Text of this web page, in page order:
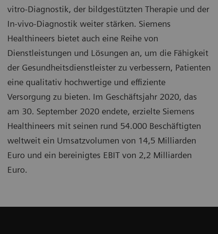
vitro-Diagnostik, der bildgestützten Therapie und der
In-vivo-Diagnostik weiter stärken. Siemens
Healthineers bietet auch eine Reihe von
Dienstleistungen und Lösungen an, um die Fähigkeit
der Gesundheitsdienstleister zu verbessern, Patienten
eine qualitativ hochwertige und effiziente
Versorgung zu bieten. Im Geschäftsjahr 2020, das
am 30. September 2020 endete, erzielte Siemens
Healthineers mit seinen rund 54.000 Beschäftigten
weltweit ein Umsatzvolumen von 14,5 Milliarden
Euro und ein bereinigtes EBIT von 2,2 Milliarden
Euro.